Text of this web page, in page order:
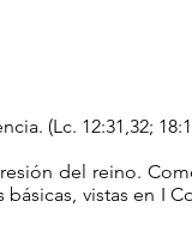
(Lc. 12:31,32;
del reino.
vistas en I